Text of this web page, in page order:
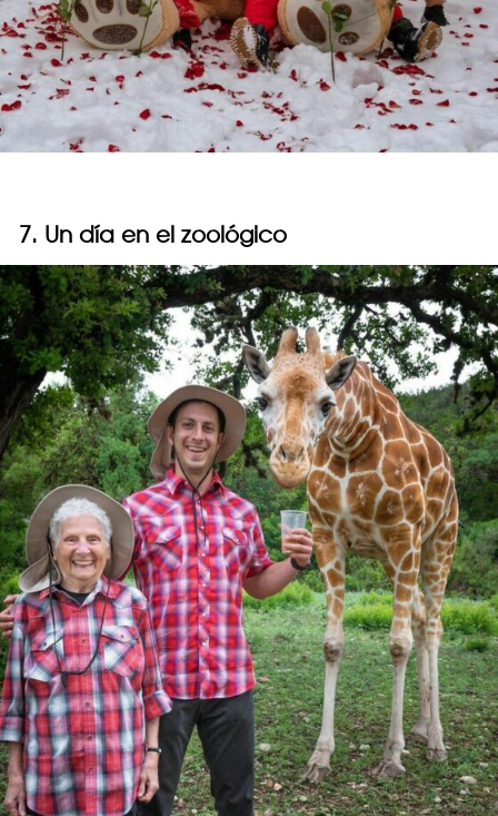
7. Un día en el zoológico